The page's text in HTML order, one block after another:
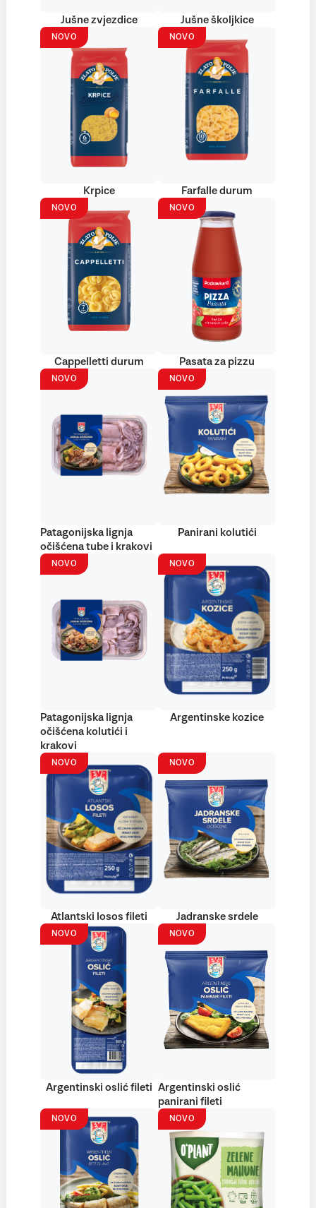
Jušne zvjezdice Jušne školjkice
NOVO
Krpice
NOVO
Farfalle durum
NOVO
Cappelletti durum
NOVO
Pasata za pizzu
NOVO
Patagonijska lignja
očišćena tube i krakovi
NOVO
Panirani kolutići
NOVO
Patagonijska lignja
očišćena kolutići i
krakovi
NOVO
Argentinske kozice
NOVO
Atlantski losos fileti
NOVO
Jadranske srdele
NOVO
Argentinski oslić fileti
NOVO
Argentinski oslić
panirani fileti
NOVO NOVO